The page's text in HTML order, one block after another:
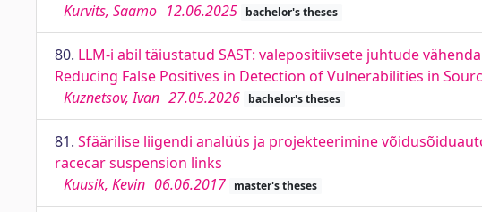
Kurvits, Saamo 12.06.2025 bachelor's theses
80. LLM-i abil täiustatud SAST: valepositiivsete juhtude
Reducing False Positives in Detection of Vulnerabilities in
Kuznetsov, Ivan 27.05.2026 bachelor's theses
81. Sfäärilise liigendi analüüs ja projekteerimine
racecar suspension links
Kuusik, Kevin 06.06.2017 master's theses